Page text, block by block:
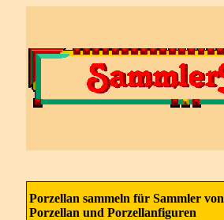
Porzellan sammeln für Sammler von
Porzellan und Porzellanfiguren